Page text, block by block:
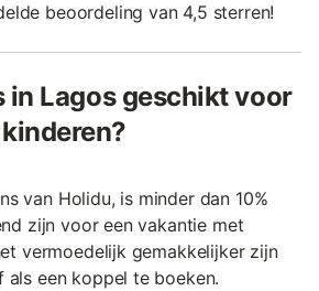
beoordeling van 4,5 sterren!
in Lagos geschikt voor
van Holidu, is minder dan 10%
zijn voor een vakantie met
vermoedelijk gemakkelijker zijn
een koppel te boeken.